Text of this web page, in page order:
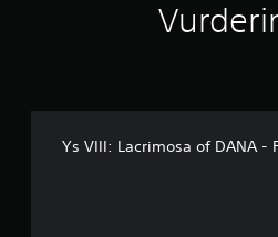
Ys VIII: Lacrimosa of DANA -